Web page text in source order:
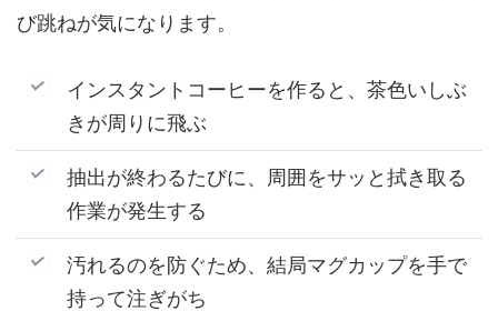
び跳ねが気になります。
インスタントコーヒーを作ると、茶色いしぶ
きが周りに飛ぶ
抽出が終わるたびに、周囲をサッと拭き取る
作業が発生する
汚れるのを防ぐため、結局マグカップを手で
持って注ぎがち